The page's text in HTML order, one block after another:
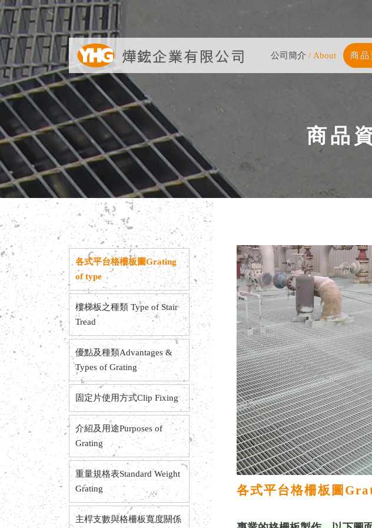
公司簡介 / About
公司簡介 / About 商品
商品
商品
各式平台格柵板圖Grating
of type
樓梯板之種類 Type of Stair
Tread
優點及種類Advantages &
Types of Grating
固定片使用方式Clip Fixing
介紹及用途Purposes of
Grating
重量規格表Standard Weight
Grating
主桿支數與格柵板寬度關係
各式平台格柵板圖